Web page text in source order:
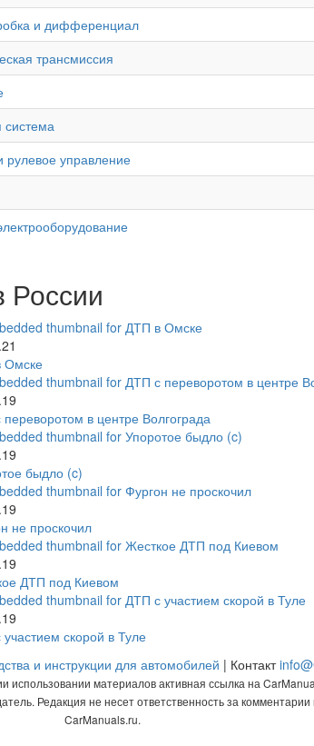
и дифференциал
трансмиссия
рулевое управление
Омске
в центре Волгограда
быдло (c)
не проскочил
ДТП под Киевом
скорой в Туле
и инструкции для автомобилей | Контакт
материалов активная ссылка на
Редакция не несет ответственность за
CarManuals.ru.